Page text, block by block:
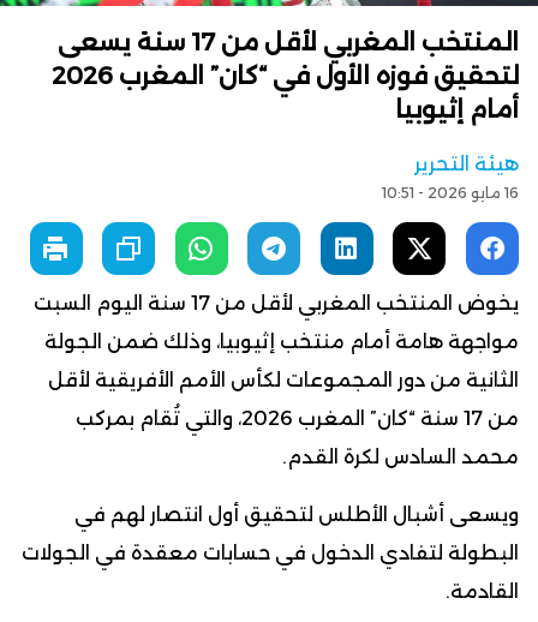
المنتخب المغربي لأقل من 17 سنة يسعى
لتحقيق فوزه الأول في “كان” المغرب 2026
أمام إثيوبيا
هيئة التحرير
16 مايو 2026 - 10:51
يخوض المنتخب المغربي لأقل من 17 سنة اليوم السبت
مواجهة هامة أمام منتخب إثيوبيا، وذلك ضمن الجولة
الثانية من دور المجموعات لكأس الأمم الأفريقية لأقل
من 17 سنة “كان” المغرب 2026، والتي تُقام بمركب
محمد السادس لكرة القدم.
ويسعى أشبال الأطلس لتحقيق أول انتصار لهم في
البطولة لتفادي الدخول في حسابات معقدة في الجولات
القادمة.